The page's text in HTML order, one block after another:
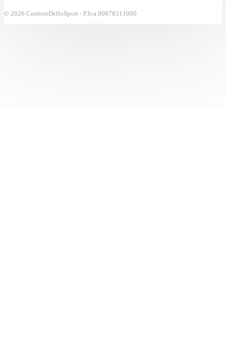
© 2026 CorriereDelloSport - P.Iva 00878311000